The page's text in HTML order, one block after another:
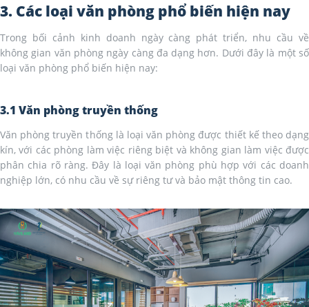
3. Các loại văn phòng phổ biến hiện nay
Trong bối cảnh kinh doanh ngày càng phát triển, nhu cầu về
không gian văn phòng ngày càng đa dạng hơn. Dưới đây là một số
loại văn phòng phổ biến hiện nay:
3.1 Văn phòng truyền thống
Văn phòng truyền thống là loại văn phòng được thiết kế theo dạng
kín, với các phòng làm việc riêng biệt và không gian làm việc được
phân chia rõ ràng. Đây là loại văn phòng phù hợp với các doanh
nghiệp lớn, có nhu cầu về sự riêng tư và bảo mật thông tin cao.